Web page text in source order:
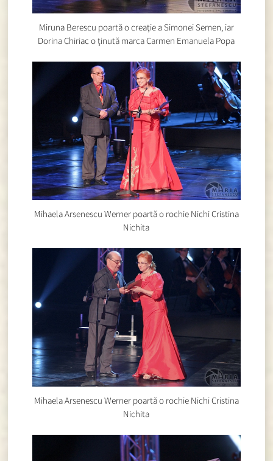
Miruna Berescu poartă o creaţie a Simonei Semen, iar
Dorina Chiriac o ţinută marca Carmen Emanuela Popa
Mihaela Arsenescu Werner poartă o rochie Nichi Cristina
Nichita
Mihaela Arsenescu Werner poartă o rochie Nichi Cristina
Nichita